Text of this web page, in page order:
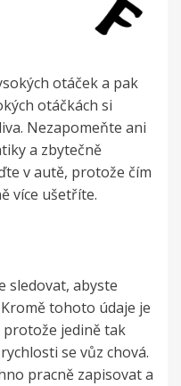
otáček a pak
otáčkách si
Nezapomeňte ani
a zbytečně
v autě, protože čím
více ušetříte.
sledovat, abyste
tohoto údaje je
jedině tak
se vůz chová.
pracně zapisovat a